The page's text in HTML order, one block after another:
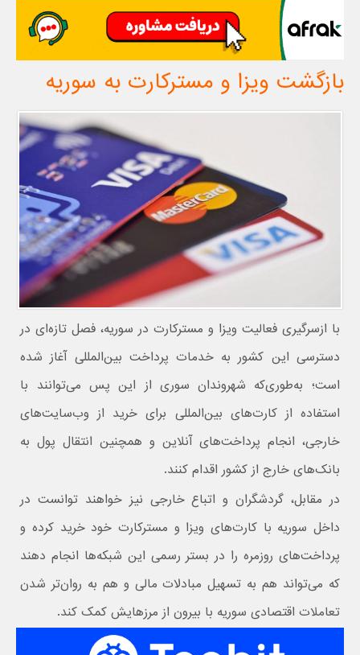
بازگشت ویزا و مسترکارت به سوریه
با ازسرگیری فعالیت ویزا و مسترکارت در سوریه، فصل تازه‌ای در
دسترسی این کشور به خدمات پرداخت بین‌المللی آغاز شده
است؛ به‌طوری‌که شهروندان سوری از این پس می‌توانند با
استفاده از کارت‌های بین‌المللی برای خرید از وب‌سایت‌های
خارجی، انجام پرداخت‌های آنلاین و همچنین انتقال پول به
بانک‌های خارج از کشور اقدام کنند.
در مقابل، گردشگران و اتباع خارجی نیز خواهند توانست در
داخل سوریه با کارت‌های ویزا و مسترکارت خود خرید کرده و
پرداخت‌های روزمره را در بستر رسمی این شبکه‌ها انجام دهند
که می‌تواند هم به تسهیل مبادلات مالی و هم به روان‌تر شدن
تعاملات اقتصادی سوریه با بیرون از مرزهایش کمک کند.